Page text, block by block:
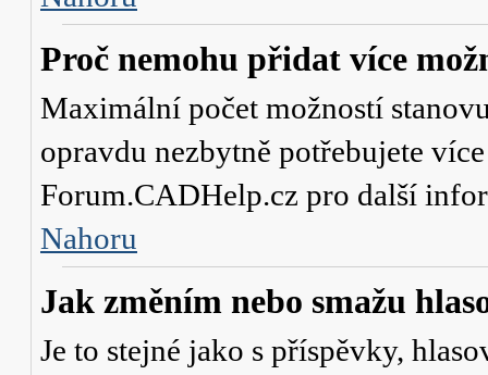
Proč nemohu přidat více
Maximální počet možností
opravdu nezbytně potřebujete
Forum.CADHelp.cz pro další
Nahoru
Jak změním nebo smažu
Je to stejné jako s příspěvky,